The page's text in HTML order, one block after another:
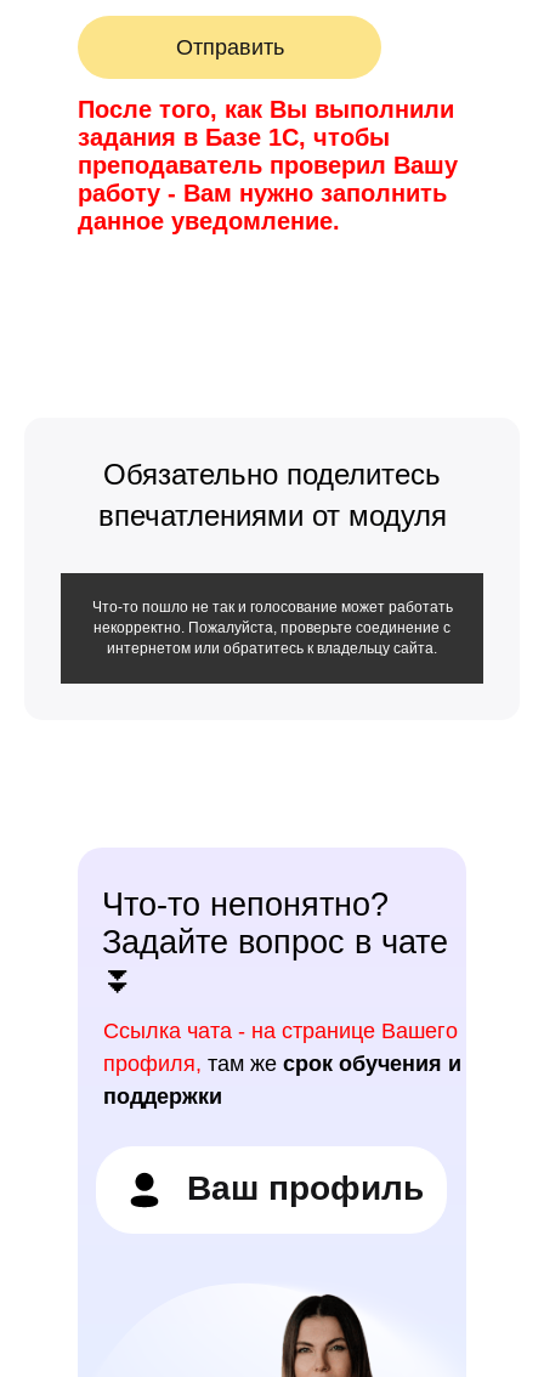
Отправить
После того, как Вы выполнили
задания в Базе 1С, чтобы
преподаватель проверил Вашу
работу - Вам нужно заполнить
данное уведомление.
Обязательно поделитесь
впечатлениями от модуля
Что-то пошло не так и голосование может работать
некорректно. Пожалуйста, проверьте соединение с
интернетом или обратитесь к владельцу сайта.
Что-то непонятно?
Задайте вопрос в чате
⏬
Ваш профиль
Ссылка чата - на странице Вашего
профиля, там же срок обучения и
поддержки